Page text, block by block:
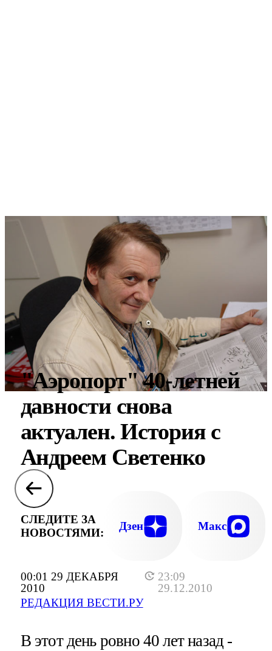
00:01 29 ДЕКАБРЯ
2010
23:09
29.12.2010
РЕДАКЦИЯ ВЕСТИ.РУ
"Аэропорт" 40-летней
давности снова
актуален. История с
Андреем Светенко
СЛЕДИТЕ ЗА
НОВОСТЯМИ:
Дзен Макс
В этот день ровно 40 лет назад -